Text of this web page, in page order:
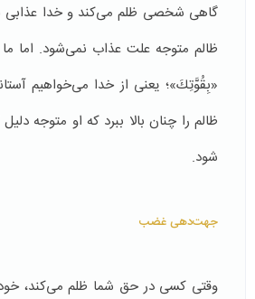
گاهی شخصی ظلم می‌کند و خدا عذابی
ظالم متوجه علت عذاب نمی‌شود. اما
«بِقُوَّتِكَ»؛ یعنی از خدا می‌خواهیم
ظالم را چنان بالا ببرد که او متوجه
شود.
جهت‌دهی غضب
وقتی کسی در حق شما ظلم می‌کند،